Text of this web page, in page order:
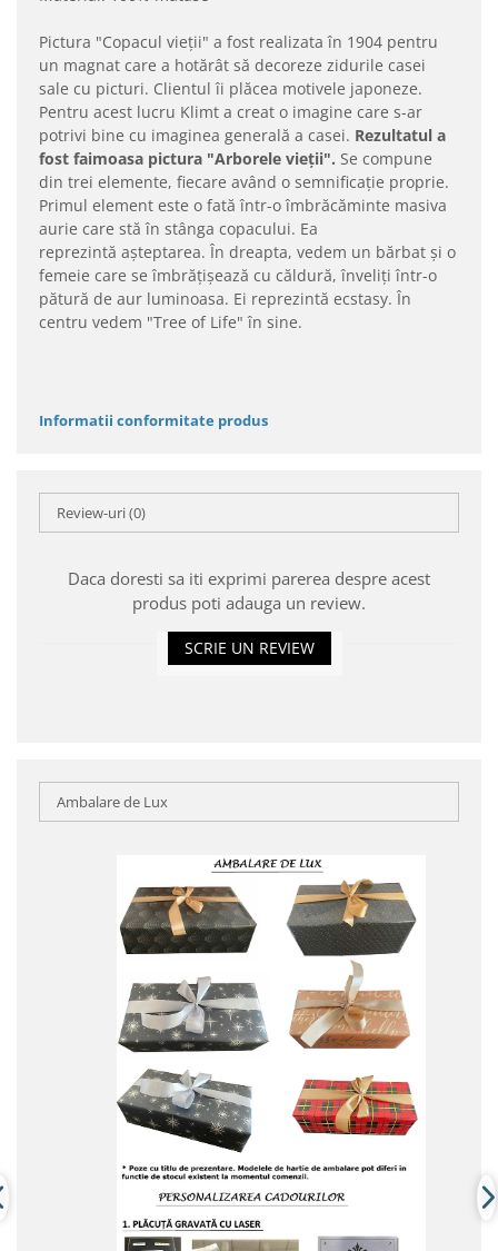
Pictura "Copacul vieții" a fost realizata în 1904 pentru
un magnat care a hotărât să decoreze zidurile casei
sale cu picturi. Clientul îi plăcea motivele japoneze.
Pentru acest lucru Klimt a creat o imagine care s-ar
potrivi bine cu imaginea generală a casei. Rezultatul a
fost faimoasa pictura "Arborele vieții". Se compune
din trei elemente, fiecare având o semnificație proprie.
Primul element este o fată într-o îmbrăcăminte masiva
aurie care stă în stânga copacului. Ea
reprezintă așteptarea. În dreapta, vedem un bărbat și o
femeie care se îmbrățișează cu căldură, înveliți într-o
pătură de aur luminoasa. Ei reprezintă ecstasy. În
centru vedem "Tree of Life" în sine.
Informatii conformitate produs
Review-uri(0)
Daca doresti sa iti exprimi parerea despre acest
produs poti adauga un review.
SCRIE UN REVIEW
Ambalare de Lux